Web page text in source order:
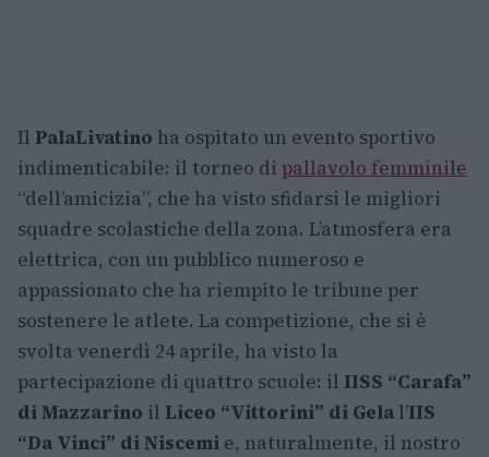
Il PalaLivatino ha ospitato un evento sportivo
indimenticabile: il torneo di pallavolo femminile
“dell’amicizia”, che ha visto sfidarsi le migliori
squadre scolastiche della zona. L’atmosfera era
elettrica, con un pubblico numeroso e
appassionato che ha riempito le tribune per
sostenere le atlete. La competizione, che si è
svolta venerdì 24 aprile, ha visto la
partecipazione di quattro scuole: il IISS “Carafa”
di Mazzarino il Liceo “Vittorini” di Gela l’IIS
“Da Vinci” di Niscemi e, naturalmente, il nostro